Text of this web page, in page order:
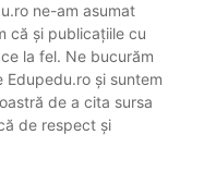
ne-am asumat
că și publicațiile cu
la fel. Ne bucurăm
și suntem
de a cita sursa
de respect și